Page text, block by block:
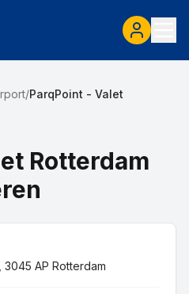
/ParqPoint - Valet
Rotterdam
AP Rotterdam